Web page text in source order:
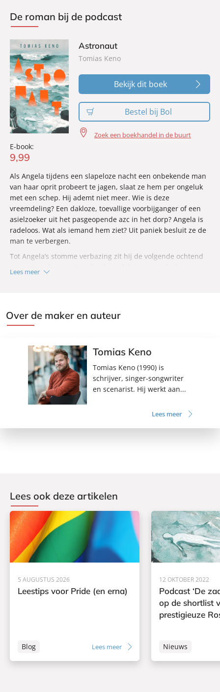
De roman bij de podcast
E-book:
9,99
Astronaut
Tomias Keno
Bekijk dit boek
Bestel bij Bol
Zoek een boekhandel in de buurt
Als Angela tijdens een slapeloze nacht een onbekende man
van haar oprit probeert te jagen, slaat ze hem per ongeluk
met een schep. Hij ademt niet meer. Wie is deze
vreemdeling? Een dakloze, toevallige voorbijganger of een
asielzoeker uit het pasgeopende azc in het dorp? Angela is
radeloos. Wat als iemand hem ziet? Uit paniek besluit ze de
man te verbergen.
Tot Angela’s stomme verbazing zit hij de volgende ochtend
erop lijkt dat de stille man wonderen verricht, willen Angela
en Rocko koste wat kost achterhalen wie hij is en waar hij
Lees meer
Over de maker en auteur
Tomias Keno
Tomias Keno (1990) is
schrijver, singer-songwriter
en scenarist. Hij werkt aan...
Lees meer
Lees ook deze artikelen
5 AUGUSTUS 2026
Leestips voor Pride (en erna)
Blog Lees meer
12 OKTOBER 2022
Podcast ‘De
op de shortlist
prestigieuze
Nieuws